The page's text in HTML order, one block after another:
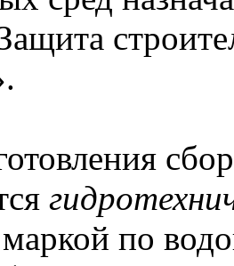
по